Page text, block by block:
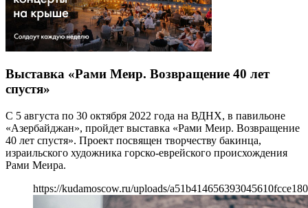
Выставка «Рами Меир. Возвращение 40 лет
спустя»
С 5 августа по 30 октября 2022 года на ВДНХ, в павильоне
«Азербайджан», пройдет выставка «Рами Меир. Возвращение
40 лет спустя». Проект посвящен творчеству бакинца,
израильского художника горско-еврейского происхождения
Рами Меира.
https://kudamoscow.ru/uploads/